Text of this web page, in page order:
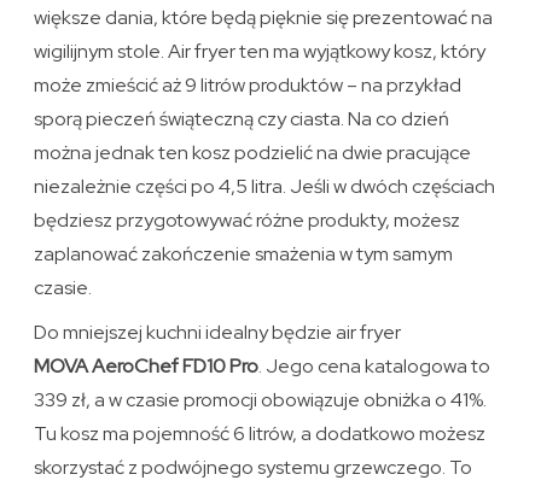
większe dania, które będą pięknie się prezentować na
wigilijnym stole. Air fryer ten ma wyjątkowy kosz, który
może zmieścić aż 9 litrów produktów – na przykład
sporą pieczeń świąteczną czy ciasta. Na co dzień
można jednak ten kosz podzielić na dwie pracujące
niezależnie części po 4,5 litra. Jeśli w dwóch częściach
będziesz przygotowywać różne produkty, możesz
zaplanować zakończenie smażenia w tym samym
czasie.
Do mniejszej kuchni idealny będzie air fryer
MOVA AeroChef FD10 Pro. Jego cena katalogowa to
339 zł, a w czasie promocji obowiązuje obniżka o 41%.
Tu kosz ma pojemność 6 litrów, a dodatkowo możesz
skorzystać z podwójnego systemu grzewczego. To